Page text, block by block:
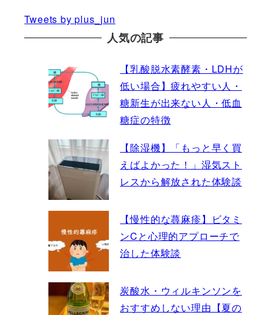
Tweets by plus_jun
人気の記事
【乳酸脱水素酵素・LDHが
低い場合】疲れやすい人・
糖新生が出来ない人・低血
糖症の特徴
【除湿機】「もっと早く買
えばよかった！」湿気スト
レスから解放された体験談
【慢性的な蕁麻疹】ビタミ
ンCと心理的アプローチで
治した体験談
炭酸水・ウィルキンソンを
おすすめしない理由【夏の